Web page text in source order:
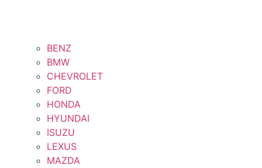
BENZ
BMW
CHEVROLET
FORD
HONDA
HYUNDAI
ISUZU
LEXUS
MAZDA